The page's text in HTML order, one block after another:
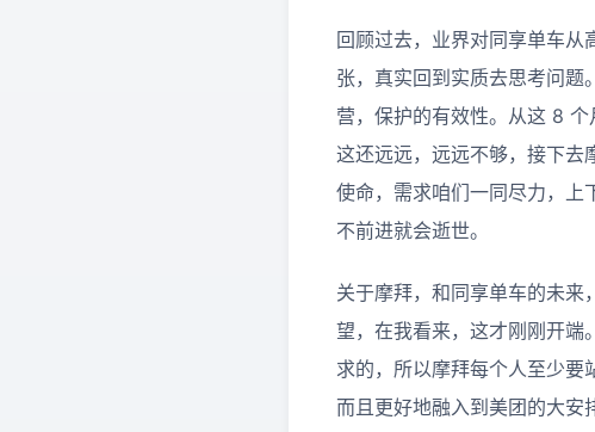
回顾过去，业界对同享单车
张，真实回到实质去思考问题
营，保护的有效性。从这 8
这还远远，远远不够，接下去
使命，需求咱们一同尽力，上
不前进就会逝世。
关于摩拜，和同享单车的未来
望，在我看来，这才刚刚开端
求的，所以摩拜每个人至少要
而且更好地融入到美团的大安